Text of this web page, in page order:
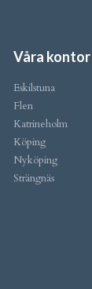
Våra kontor
Eskilstuna
Flen
Katrineholm
Köping
Nyköping
Strängnäs